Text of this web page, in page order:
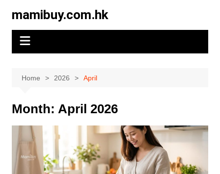
content
mamibuy.com.hk
Home 2026 April
Month: April 2026